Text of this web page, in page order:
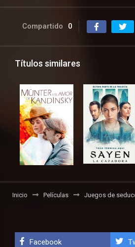
Compartido 0
Títulos similares
Inicio Películas Juegos de
Facebook